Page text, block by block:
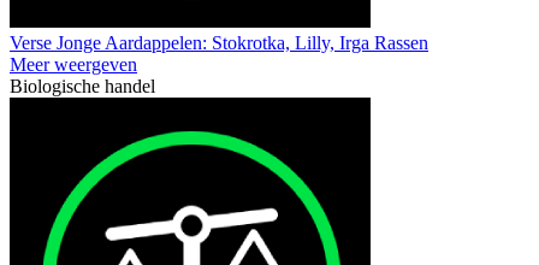
Verse Jonge Aardappelen: Stokrotka, Lilly, Irga Rassen
Meer weergeven
Biologische handel